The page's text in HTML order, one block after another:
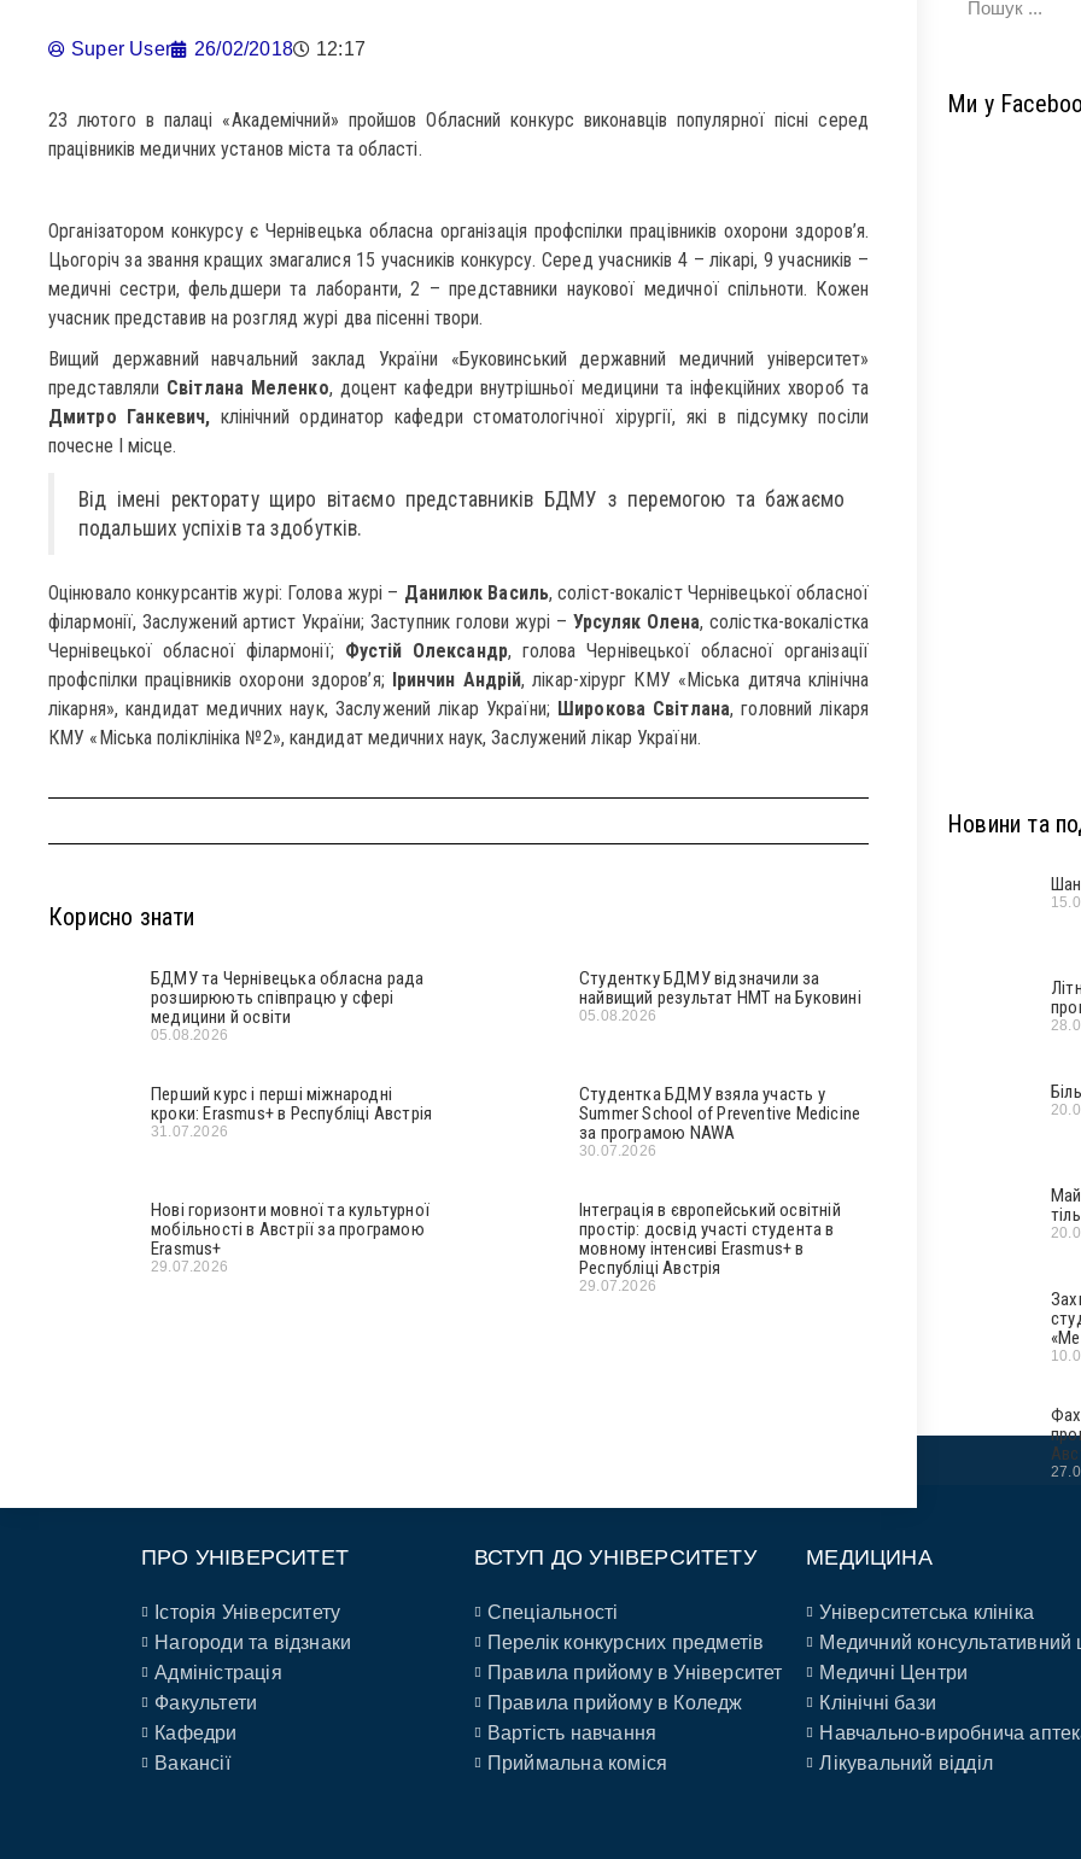
Super User 26/02/2018 12:17
23 лютого в палаці «Академічний» пройшов Обласний конкурс виконавців популярної пісні серед
працівників медичних установ міста та області.
Організатором конкурсу є Чернівецька обласна організація профспілки працівників охорони здоров’я.
Цьогоріч за звання кращих змагалися 15 учасників конкурсу. Серед учасників 4 – лікарі, 9 учасників –
медичні сестри, фельдшери та лаборанти, 2 – представники наукової медичної спільноти. Кожен
учасник представив на розгляд журі два пісенні твори.
Вищий державний навчальний заклад України «Буковинський державний медичний університет»
представляли Світлана Меленко, доцент кафедри внутрішньої медицини та інфекційних хвороб та
Дмитро Ганкевич, клінічний ординатор кафедри стоматологічної хірургії, які в підсумку посіли
почесне І місце.
Від імені ректорату щиро вітаємо представників БДМУ з перемогою та бажаємо
подальших успіхів та здобутків.
Оцінювало конкурсантів журі: Голова журі – Данилюк Василь, соліст-вокаліст Чернівецької обласної
філармонії, Заслужений артист України; Заступник голови журі – Урсуляк Олена, солістка-вокалістка
Чернівецької обласної філармонії; Фустій Олександр, голова Чернівецької обласної організації
профспілки працівників охорони здоров’я; Іринчин Андрій, лікар-хірург КМУ «Міська дитяча клінічна
лікарня», кандидат медичних наук, Заслужений лікар України; Широкова Світлана, головний лікаря
КМУ «Міська поліклініка №2», кандидат медичних наук, Заслужений лікар України.
Корисно знати
БДМУ та Чернівецька обласна рада
розширюють співпрацю у сфері
медицини й освіти
05.08.2026
Студентку БДМУ відзначили за
найвищий результат НМТ на Буковині
05.08.2026
Перший курс і перші міжнародні
кроки: Erasmus+ в Республіці Австрія
31.07.2026
Студентка БДМУ взяла участь у
Summer School of Preventive Medicine
за програмою NAWA
30.07.2026
Нові горизонти мовної та культурної
мобільності в Австрії за програмою
Erasmus+
29.07.2026
Інтеграція в європейський освітній
простір: досвід участі студента в
мовному інтенсиві Erasmus+ в
Республіці Австрія
29.07.2026
Ми у
Новини та
ПРО УНІВЕРСИТЕТ
Історія Університету
Нагороди та відзнаки
Адміністрація
Факультети
Кафедри
Вакансії
ВСТУП ДО УНІВЕРСИТЕТУ
Спеціальності
Перелік конкурсних предметів
Правила прийому в Університет
Правила прийому в Коледж
Вартість навчання
Приймальна коміся
МЕДИЦИНА
Університетська клініка
Медичний консультативний
Медичні Центри
Клінічні бази
Навчально-виробнича
Лікувальний відділ